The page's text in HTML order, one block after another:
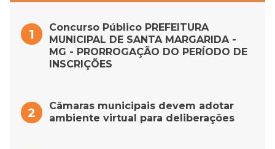
Concurso Público PREFEITURA
MUNICIPAL DE SANTA MARGARIDA -
MG - PRORROGAÇÃO DO PERÍODO DE
INSCRIÇÕES
Câmaras municipais devem adotar
ambiente virtual para deliberações